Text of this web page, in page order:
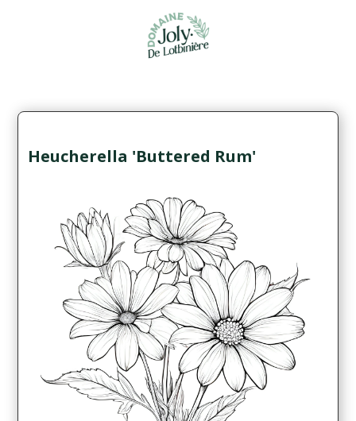
Heucherella 'Buttered Rum'